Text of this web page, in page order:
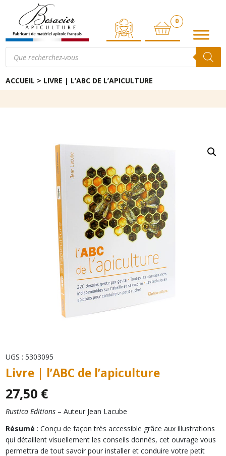
0
ARTICLE
Recherche
produits
ACCUEIL > LIVRE | L’ABC DE L’APICULTURE
UGS : 5303095
Livre | l’ABC de l’apiculture
27,50 €
Rustica Editions– Auteur Jean Lacube
Résumé : Conçu de façon très accessible grâce aux illustrations
qui détaillent visuellement les conseils donnés, cet ouvrage vous
permettra de tout savoir pour installer et conduire votre petit